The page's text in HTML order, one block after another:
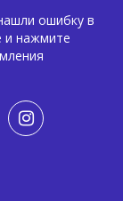
ошибку в
и нажмите